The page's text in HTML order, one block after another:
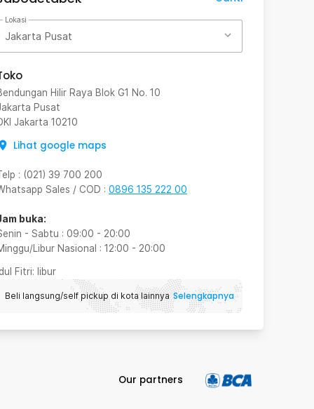
Lokasi
Jakarta Pusat
Hilir Raya Blok G1 No. 10
Pusat
Jakarta 10210
Lihat google maps
: (021) 39 700 200
Sales / COD : 0896 135 222 00
buka:
- Sabtu : 09:00 - 20:00
Libur Nasional : 12:00 - 20:00
Fitri: libur
Beli langsung/self pickup di kota lainnya Selengkapnya
Our partners